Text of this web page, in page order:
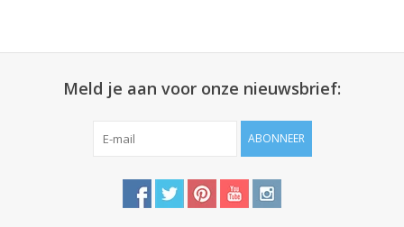
Meld je aan voor onze nieuwsbrief:
ABONNEER